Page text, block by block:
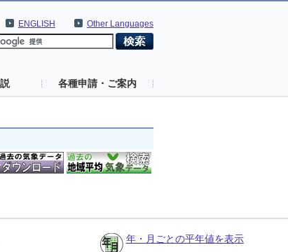
Other Languages
ENGLISH
各種申請・ご案内
年・月ごとの平年値を表示